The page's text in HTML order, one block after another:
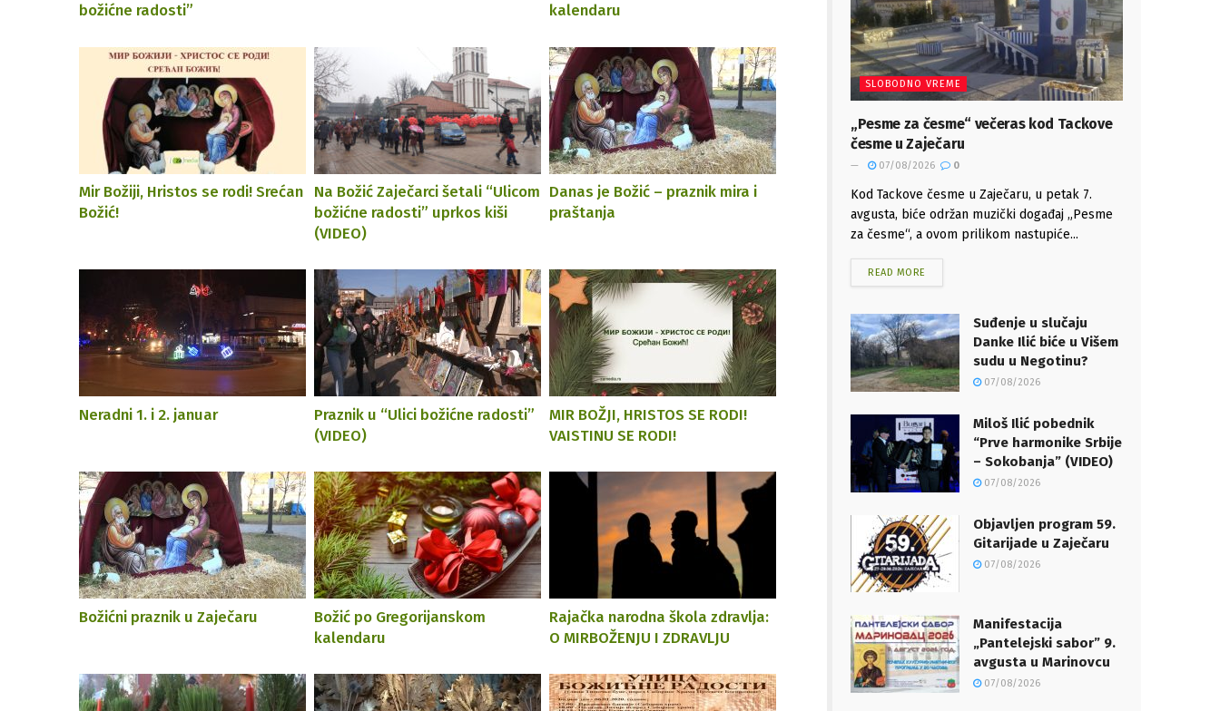
božićne radosti”
kalendaru
Mir Božiji, Hristos se rodi! Srećan
Božić!
Na Božić Zaječarci šetali “Ulicom
božićne radosti” uprkos kiši
(VIDEO)
Danas je Božić – praznik mira i
praštanja
Neradni 1. i 2. januar
Praznik u “Ulici božićne radosti”
(VIDEO)
MIR BOŽJI, HRISTOS SE RODI!
VAISTINU SE RODI!
Božićni praznik u Zaječaru
Božić po Gregorijanskom
kalendaru
Rajačka narodna škola zdravlja:
O MIRBOŽENJU I ZDRAVLJU
SLOBODNO VREME
„Pesme za česme“ večeras kod Tackove
česme u Zaječaru
07/08/2026 0
Kod Tackove česme u Zaječaru, u petak 7.
avgusta, biće održan muzički događaj „Pesme
za česme“, a ovom prilikom nastupiće...
READ MORE
Suđenje u slučaju
Danke Ilić biće u Višem
sudu u Negotinu?
07/08/2026
Miloš Ilić pobednik
“Prve harmonike Srbije
– Sokobanja” (VIDEO)
07/08/2026
Objavljen program 59.
Gitarijade u Zaječaru
07/08/2026
Manifestacija
„Pantelejski sabor” 9.
avgusta u Marinovcu
07/08/2026